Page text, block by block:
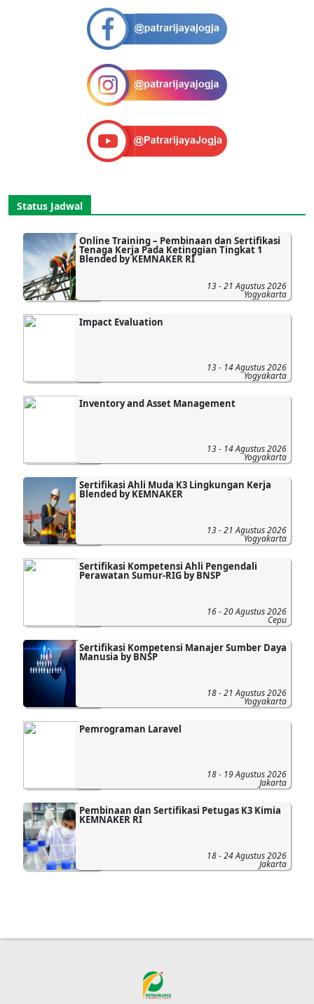
Status Jadwal
Online Training – Pembinaan dan Sertifikasi
Tenaga Kerja Pada Ketinggian Tingkat 1
Blended by KEMNAKER RI
13 - 21 Agustus 2026
Yogyakarta
Impact Evaluation
13 - 14 Agustus 2026
Yogyakarta
Inventory and Asset Management
13 - 14 Agustus 2026
Yogyakarta
Sertifikasi Ahli Muda K3 Lingkungan Kerja
Blended by KEMNAKER
13 - 21 Agustus 2026
Yogyakarta
Sertifikasi Kompetensi Ahli Pengendali
Perawatan Sumur-RIG by BNSP
16 - 20 Agustus 2026
Cepu
Sertifikasi Kompetensi Manajer Sumber Daya
Manusia by BNSP
18 - 21 Agustus 2026
Yogyakarta
Pemrograman Laravel
18 - 19 Agustus 2026
Jakarta
Pembinaan dan Sertifikasi Petugas K3 Kimia
KEMNAKER RI
18 - 24 Agustus 2026
Jakarta